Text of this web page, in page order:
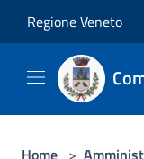
Regione Veneto
Home >